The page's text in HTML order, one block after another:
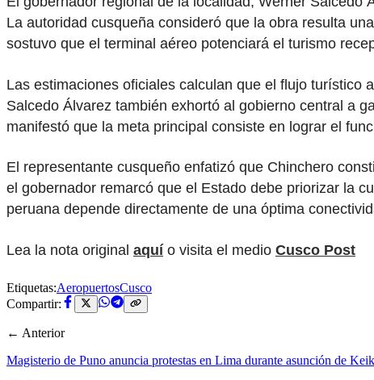
La autoridad cusqueña consideró que la obra resulta
sostuvo que el terminal aéreo potenciará el turismo
Las estimaciones oficiales calculan que el flujo turístico
Salcedo Álvarez también exhortó al gobierno central a
manifestó que la meta principal consiste en lograr el
El representante cusqueño enfatizó que Chinchero
el gobernador remarcó que el Estado debe priorizar la
peruana depende directamente de una óptima
Lea la nota original aquí o visita el medio Cusco Post
Etiquetas:AeropuertosCusco
Compartir:
← Anterior
Magisterio de Puno anuncia protestas en Lima durante asunción de